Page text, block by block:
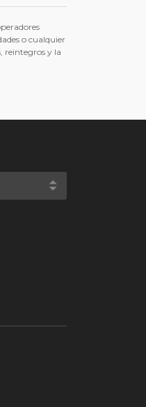
o cualquier
reintegros y la